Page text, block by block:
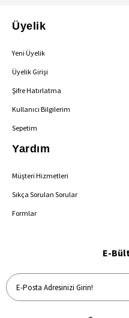
Üyelik
Yeni Üyelik
Üyelik Girişi
Şifre Hatırlatma
Kullanıcı Bilgilerim
Sepetim
Yardım
Müşteri Hizmetleri
Sıkça Sorulan Sorular
Formlar
E-